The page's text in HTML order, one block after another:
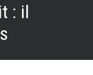
: il